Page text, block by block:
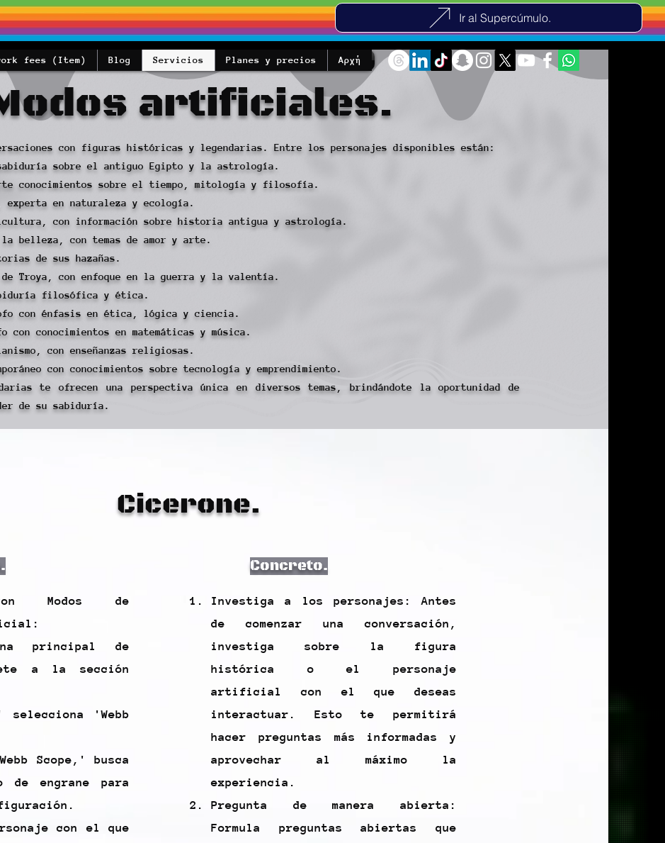
Ir al Supercúmulo.
Αρχή
Planes y precios
Servicios
Blog
fees (Item)
artificiales.
con figuras históricas y legendarias. Entre los personajes disponibles están:
sobre el antiguo Egipto y la astrología.
conocimientos sobre el tiempo, mitología y filosofía.
en naturaleza y ecología.
con información sobre historia antigua y astrología.
la belleza, con temas de amor y arte.
de sus hazañas.
Troya, con enfoque en la guerra y la valentía.
filosófica y ética.
con énfasis en ética, lógica y ciencia.
conocimientos en matemáticas y música.
con enseñanzas religiosas.
con conocimientos sobre tecnología y emprendimiento.
te ofrecen una perspectiva única en diversos temas, brindándote la oportunidad de
de su sabiduría.
Cicerone.
Modos de
principal de
a la sección
selecciona 'Webb
Scope,' busca
engrane para
con el que
Concreto.
Investiga a los personajes: Antes
de comenzar una conversación,
investiga sobre la figura
histórica o el personaje
artificial con el que deseas
interactuar. Esto te permitirá
hacer preguntas más informadas y
aprovechar al máximo la
experiencia.
Pregunta de manera abierta:
Formula preguntas abiertas que